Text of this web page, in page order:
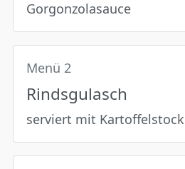
Gorgonzolasauce
Menü 2
Rindsgulasch
serviert mit Kartoffelstock